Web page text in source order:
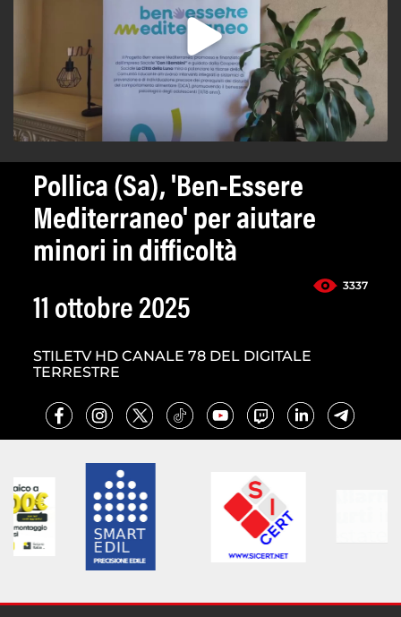
Pollica (Sa), 'Ben-Essere
Mediterraneo' per aiutare
minori in difficoltà
3337
11 ottobre 2025
STILETV HD CANALE 78 DEL DIGITALE
TERRESTRE